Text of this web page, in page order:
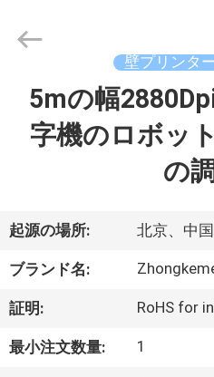
ダ
ク
ト
私
2026
Beijing
Technology
Reserved.
壁プリンタ
5mの幅
字機のロボッ
の
起源の場所: 北京、中国
ブランド名:
証明: RoHS for
最小注文数量: 1